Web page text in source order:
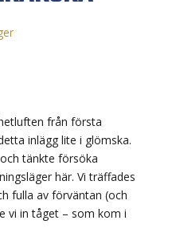
från första
inlägg lite i glömska.
tänkte försöka
här. Vi träffades
fulla av förväntan (och
vi in tåget – som kom i